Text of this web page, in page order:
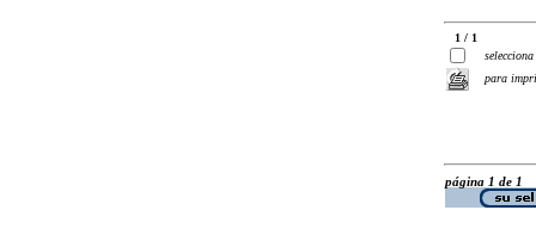
1 / 1
selecciona
para
página 1 de 1